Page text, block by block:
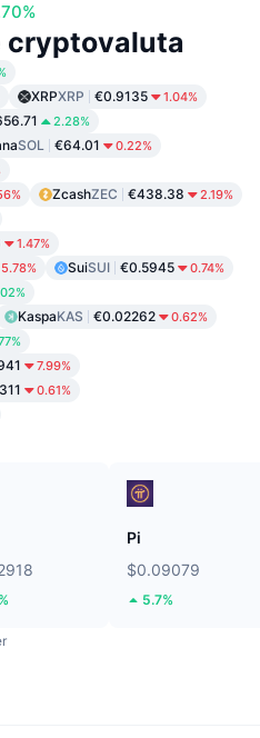
cryptovaluta
XRPXRP €0.9135 1.04%
2.28%
SOL €64.01 0.22%
ZcashZEC €438.38 2.19%
1.47%
5.78% SuiSUI €0.5945 0.74%
KaspaKAS €0.02262 0.62%
7.99%
0.61%
Pi
$0.09079
5.7%